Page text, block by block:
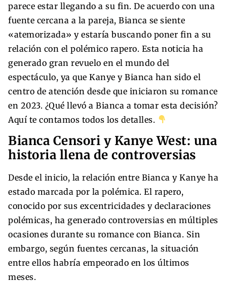
parece estar llegando a su fin. De acuerdo con una
fuente cercana a la pareja, Bianca se siente
«atemorizada» y estaría buscando poner fin a su
relación con el polémico rapero. Esta noticia ha
generado gran revuelo en el mundo del
espectáculo, ya que Kanye y Bianca han sido el
centro de atención desde que iniciaron su romance
en 2023. ¿Qué llevó a Bianca a tomar esta decisión?
Aquí te contamos todos los detalles.
Bianca Censori y Kanye West: una
historia llena de controversias
Desde el inicio, la relación entre Bianca y Kanye ha
estado marcada por la polémica. El rapero,
conocido por sus excentricidades y declaraciones
polémicas, ha generado controversias en múltiples
ocasiones durante su romance con Bianca. Sin
embargo, según fuentes cercanas, la situación
entre ellos habría empeorado en los últimos
meses.